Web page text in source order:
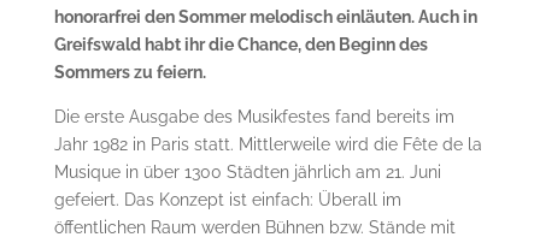
honorarfrei den Sommer melodisch einläuten. Auch in
Greifswald habt ihr die Chance, den Beginn des
Sommers zu feiern.
Die erste Ausgabe des Musikfestes fand bereits im
Jahr 1982 in Paris statt. Mittlerweile wird die Fête de la
Musique in über 1300 Städten jährlich am 21. Juni
gefeiert. Das Konzept ist einfach: Überall im
öffentlichen Raum werden Bühnen bzw. Stände mit